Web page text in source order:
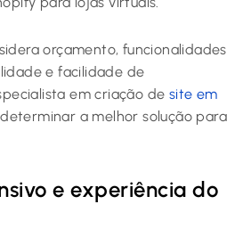
orçamento, funcionalidades
e facilidade de
em criação de site em
a melhor solução para
e experiência do